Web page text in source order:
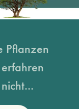
Pflanzen